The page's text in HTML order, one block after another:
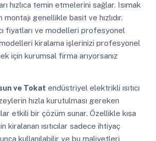
hızlıca temin etmelerini sağlar. Isımak
montajı genellikle basit ve hızlıdır.
fiyatları ve modelleri profesyonel
modelleri kiralama işlerinizi profesyonel
için kurumsal firma arıyorsanız
ve Tokat endüstriyel elektrikli ısıtıcı
hızla kurutulması gereken
etkili bir çözüm sunar. Özellikle kısa
kiralanan ısıtıcılar sadece ihtiyaç
kullanılabilir ve bu maliyetleri